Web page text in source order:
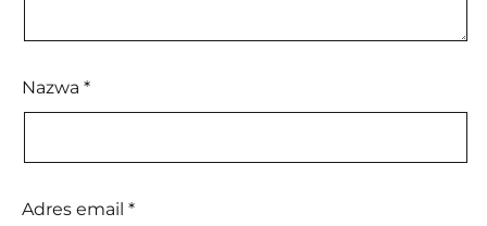
Nazwa *
Adres email *